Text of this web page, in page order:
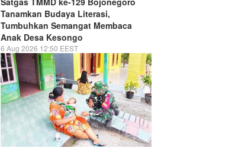
Tanamkan Budaya Literasi,
Tumbuhkan Semangat Membaca
Anak Desa Kesongo
6 Aug 2026 12:50 EEST